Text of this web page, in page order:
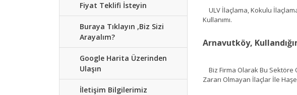
Fiyat Teklifi İsteyin
Buraya Tıklayın ,Biz Sizi
Arayalım?
Google Harita Üzerinden
Ulaşın
İletişim Bilgilerimiz
ULV İlaçlama, Kokulu
Kullanımı.
Arnavutköy,
Biz Firma Olarak Bu Sektöre
Zararı Olmayan İlaçlar İle